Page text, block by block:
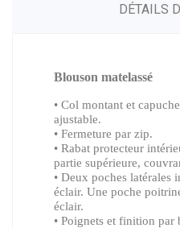
DÉTAILS
Blouson matelassé
• Col montant et
ajustable.
• Fermeture par zip.
• Rabat protecteur
partie supérieure,
• Deux poches latérales
éclair. Une poche
éclair.
• Poignets et finition par